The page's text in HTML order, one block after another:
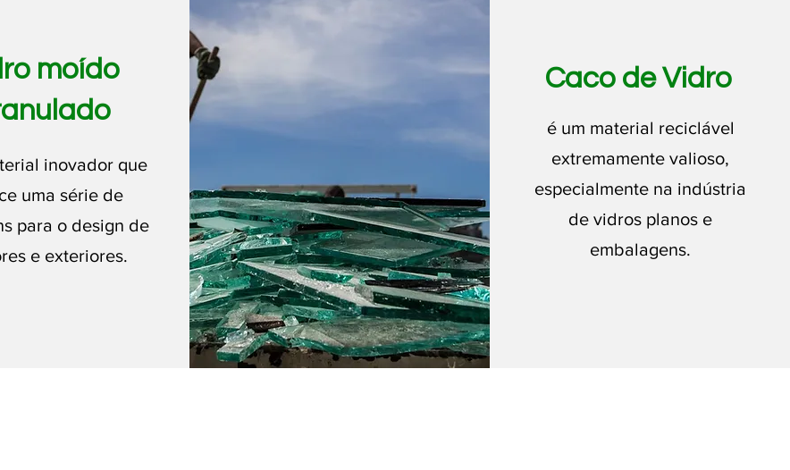
moído
inovador que
uma série de
para o design de
e exteriores.
Caco de Vidro
é um material reciclável
extremamente valioso,
especialmente na indústria
de vidros planos e
embalagens.